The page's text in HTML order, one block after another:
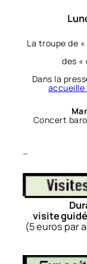
La troupe de «
des «
Dans la
accueille
Concert
–
visite
(5 euros par